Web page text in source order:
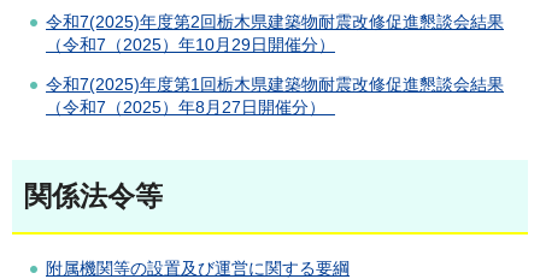
令和7(2025)年度第2回栃木県建築物耐震改修促進懇談会結果
（令和7（2025）年10月29日開催分）
令和7(2025)年度第1回栃木県建築物耐震改修促進懇談会結果
（令和7（2025）年8月27日開催分）
関係法令等
附属機関等の設置及び運営に関する要綱